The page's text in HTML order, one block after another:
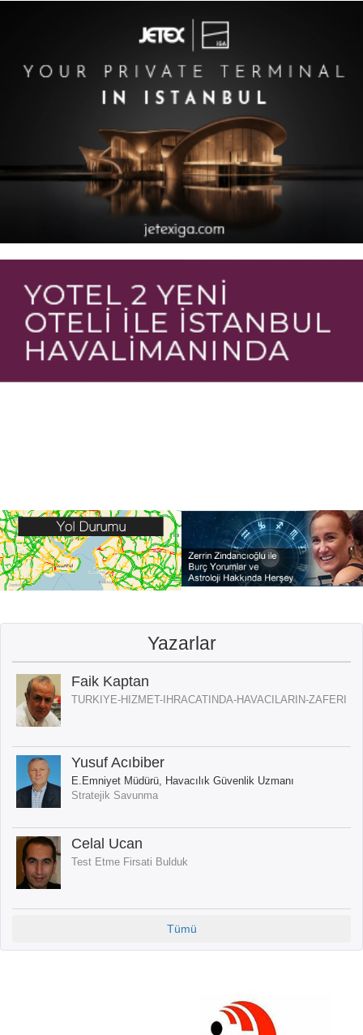
Yazarlar
Faik Kaptan
TURKIYE-HIZMET-IHRACATINDA-HAVACILARIN-ZAFERI
Yusuf Acıbiber
E.Emniyet Müdürü, Havacılık Güvenlik Uzmanı
Stratejik Savunma
Celal Ucan
Test Etme Firsati Bulduk
Tümü